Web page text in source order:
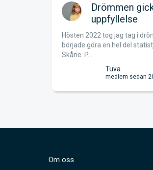
Drömmen
uppfyllelse
Hösten 2022 tog jag tag i
började göra en hel del
Skåne. P...
Tuva
medlem sedan
Om oss